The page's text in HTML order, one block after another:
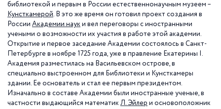
библиотекой и первым в России естественнонаучным музеем –
Кунсткамерой. В это же время он готовил проект создания в
России Академии наук и вел переговоры с иностранными
учеными о возможности их участия в работе этой академии.
Открытие и первое заседание Академии состоялось в Санкт-
Петербурге в ноябре 1725 года, уже в правление Екатерины I.
Академия разместилась на Васильевском острове, в
специально выстроенном для Библиотеки и Кунсткамеры
здании. Ее основатель и стал ее первым президентом.
Изначально в составе Академии были иностранные ученые, в
частности выдающийся математик Л. Эйлер и основоположник